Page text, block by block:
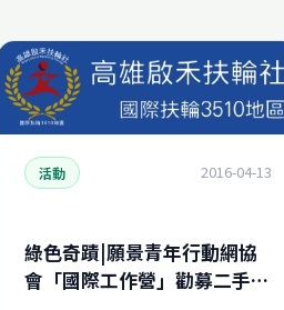
活動 2016-04-13
綠色奇蹟|願景青年行動網協
會「國際工作營」勸募二手電